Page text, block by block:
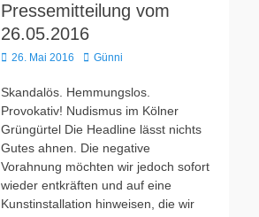
Pressemitteilung vom
26.05.2016
Veröffentlicht
26. Mai 2016 AutorGünni
Skandalös. Hemmungslos.
Provokativ! Nudismus im Kölner
Grüngürtel Die Headline lässt nichts
Gutes ahnen. Die negative
Vorahnung möchten wir jedoch sofort
wieder entkräften und auf eine
Kunstinstallation hinweisen, die wir